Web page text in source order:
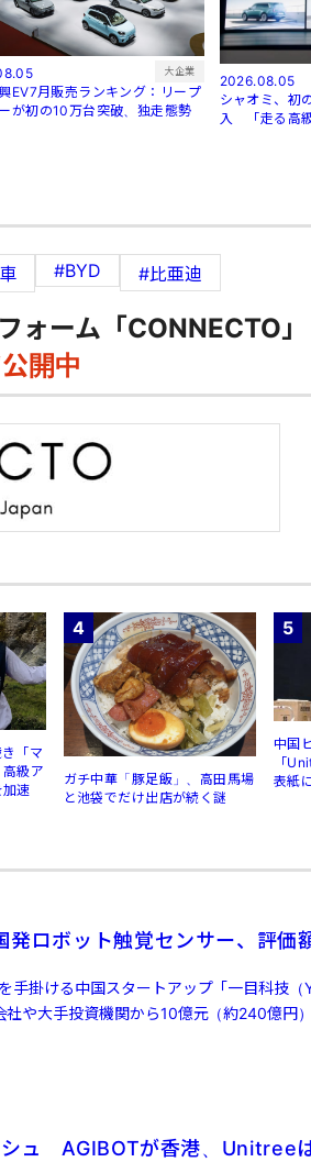
大企業
EV7月販売ランキング：リープ
が初の10万台突破、独走態勢
2026.08.05
シャオミ、初
入 「走る高
#BYD #比亜迪
ォーム「CONNECTO」
開中
「マ
級ア
速
4
ガチ中華「豚足飯」、高田馬場
と池袋でだけ出店が続く謎
5
中国
「
表紙
ロボット触覚センサー、評価
手掛ける中国スタートアップ「一目科技（
社や大手投資機関から10億元（約240億円
シュ AGIBOTが香港、Unitree